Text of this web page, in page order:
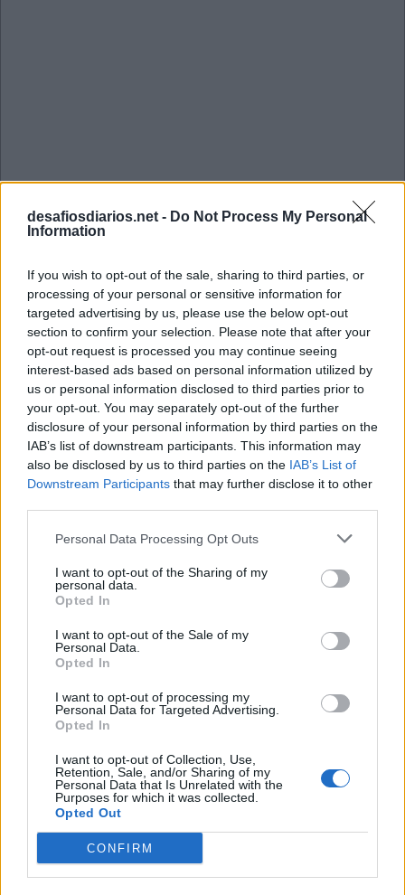
desafiosdiarios.net - Do Not Process My Personal
Information
If you wish to opt-out of the sale, sharing to third parties, or
processing of your personal or sensitive information for
targeted advertising by us, please use the below opt-out
section to confirm your selection. Please note that after your
opt-out request is processed you may continue seeing
interest-based ads based on personal information utilized by
us or personal information disclosed to third parties prior to
your opt-out. You may separately opt-out of the further
disclosure of your personal information by third parties on the
IAB’s list of downstream participants. This information may
also be disclosed by us to third parties on the IAB’s List of
Downstream Participants that may further disclose it to other
Personal Data Processing Opt Outs
I want to opt-out of the Sharing of my
personal data.
Opted In
I want to opt-out of the Sale of my
Personal Data.
Opted In
I want to opt-out of processing my
Personal Data for Targeted Advertising.
Opted In
I want to opt-out of Collection, Use,
Retention, Sale, and/or Sharing of my
Personal Data that Is Unrelated with the
Purposes for which it was collected.
Opted Out
CONFIRM
Que sobremesas são comuns em
buffet de almoço?
Pudim Gelatina
Sagu
Mousse
Essas também são respostas válidas para uma entrada
mais rápida.
musse
Mais respostas de quebra-cabeças:
Cruzadinha Mini
Senha